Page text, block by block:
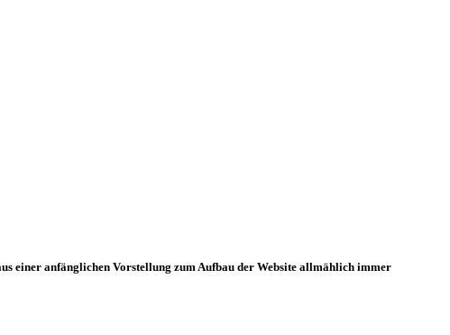
einer anfänglichen Vorstellung zum Aufbau der Website allmählich immer